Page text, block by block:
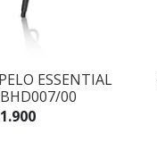
ESSENTIAL
00